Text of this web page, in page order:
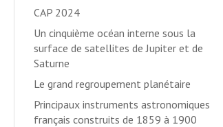
CAP 2024
Un cinquième océan interne sous la
surface de satellites de Jupiter et de
Saturne
Le grand regroupement planétaire
Principaux instruments astronomiques
français construits de 1859 à 1900